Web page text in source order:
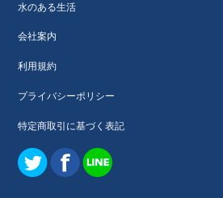
水のある生活
会社案内
利用規約
プライバシーポリシー
特定商取引に基づく表記